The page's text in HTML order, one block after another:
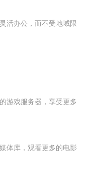
活办公，而不受地域限
游戏服务器，享受更多
体库，观看更多的电影